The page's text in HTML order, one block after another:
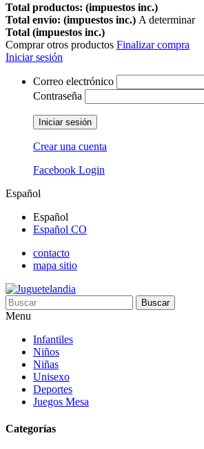
Total productos: (impuestos inc.)
Total envío: (impuestos inc.) A determinar
Total (impuestos inc.)
Comprar otros productos Finalizar compra
Iniciar sesión
Correo electrónico
Contraseña
Iniciar sesión
Crear una cuenta
Facebook Login
Español
Español
Español CO
contacto
mapa sitio
Buscar
Menu
Infantiles
Niños
Niñas
Unisexo
Deportes
Juegos Mesa
Categorías